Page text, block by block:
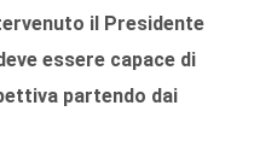
il Presidente
essere capace di
partendo dai